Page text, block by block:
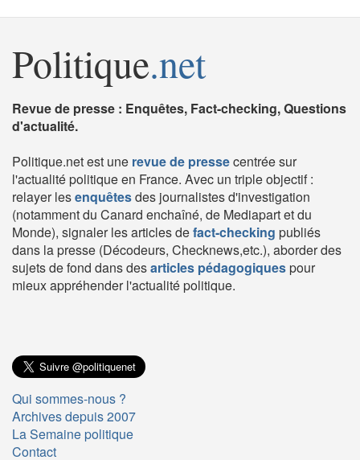
Politique.net
Revue de presse : Enquêtes, Fact-checking, Questions
d'actualité.
Politique.net est une revue de pressecentrée sur
l'actualité politique en France. Avec un triple objectif :
relayer lesenquêtesdes journalistes d'investigation
(notamment du Canard enchaîné, de Mediapart et du
Monde), signaler les articles defact-checking publiés
dans la presse (Décodeurs, Checknews,etc.), aborder des
sujets de fond dans desarticles pédagogiquespour
mieux appréhender l'actualité politique.
Qui sommes-nous ?
Archives depuis 2007
La Semaine politique
Contact